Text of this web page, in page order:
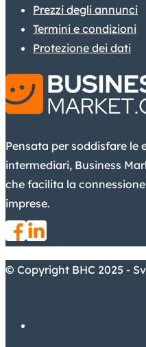
Prezzi degli annunci
Termini e condizioni
Protezione dei dati
Pensata per soddisfare le
intermediari, Business
che facilita la
imprese.
© Copyright BHC 2025 -